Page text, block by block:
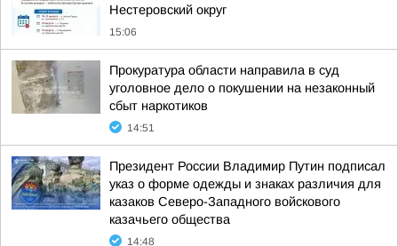
Нестеровский округ
15:06
Прокуратура области направила в суд
уголовное дело о покушении на незаконный
сбыт наркотиков
14:51
Президент России Владимир Путин подписал
указ о форме одежды и знаках различия для
казаков Северо-Западного войскового
казачьего общества
14:48